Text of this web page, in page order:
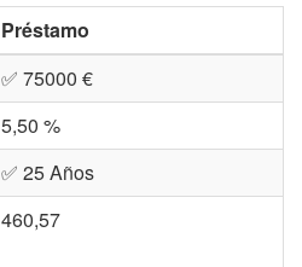
Préstamo
✅ 75000 €
5,50 %
✅ 25 Años
460,57